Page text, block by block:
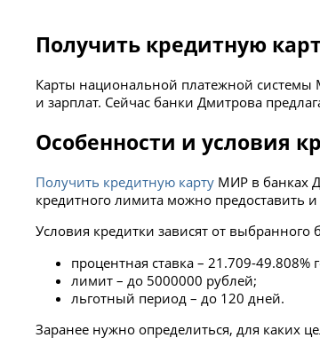
Получить кредитную
Карты национальной платежной
и зарплат. Сейчас банки Дмитрова
Особенности и условия
Получить кредитную карту МИР в банках
кредитного лимита можно предоставить
Условия кредитки зависят от выбранного
процентная ставка – 21.709-49.808%
лимит – до 5000000 рублей;
льготный период – до 120 дней.
Заранее нужно определиться, для каких